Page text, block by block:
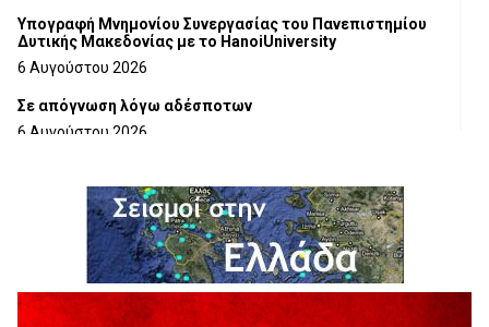
Υπογραφή Μνημονίου Συνεργασίας του Πανεπιστημίου
Δυτικής Μακεδονίας με το HanoiUniversity
6 Αυγούστου 2026
Σε απόγνωση λόγω αδέσποτων
6 Αυγούστου 2026
6 Αυγούστου 2026
Ολοκληρώνεται η ασφαλτόστρωση της οδού Περιβόλι –
6 Αυγούστου 2026
H παραδοχή λαθών είναι (και) δύναμη